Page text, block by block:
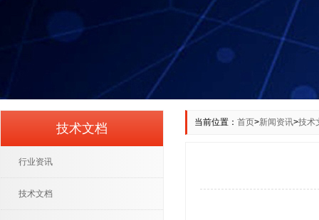
当前位置： 首页>新闻资讯>技术
技术文档
行业资讯
技术文档